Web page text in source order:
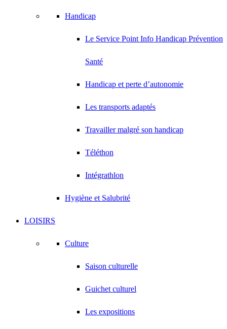
Handicap
Le Service Point Info Handicap Prévention
Santé
Handicap et perte d’autonomie
Les transports adaptés
Travailler malgré son handicap
Téléthon
Intégrathlon
Hygiène et Salubrité
LOISIRS
Culture
Saison culturelle
Guichet culturel
Les expositions